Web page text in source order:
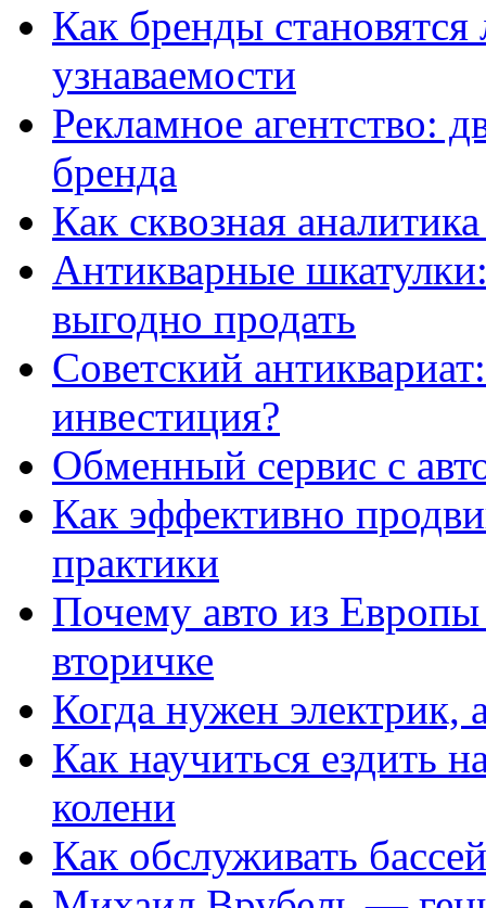
Как бренды
узнаваемости
Рекламное агентство:
бренда
Как сквозная
Антикварные
выгодно продать
Советский
инвестиция?
Обменный сервис с
Как эффективно
практики
Почему авто из
вторичке
Когда нужен электрик,
Как научиться ездить
колени
Как обслуживать